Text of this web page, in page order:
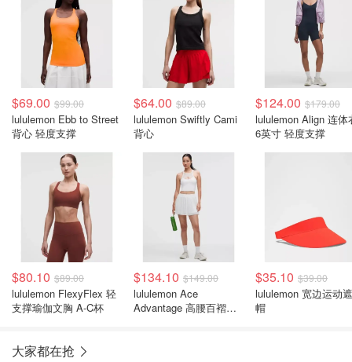
$69.00 $99.00
lululemon Ebb to Street
背心 轻度支撑
$64.00 $89.00
lululemon Swiftly Cami
背心
$124.00 $179.00
lululemon Align 连体
6英寸 轻度支撑
$80.10 $89.00
lululemon FlexyFlex 轻
支撑瑜伽文胸 A-C杯
$134.10 $149.00
lululemon Ace
Advantage 高腰百褶网
$35.10 $39.00
lululemon 宽边运动
帽
大家都在抢